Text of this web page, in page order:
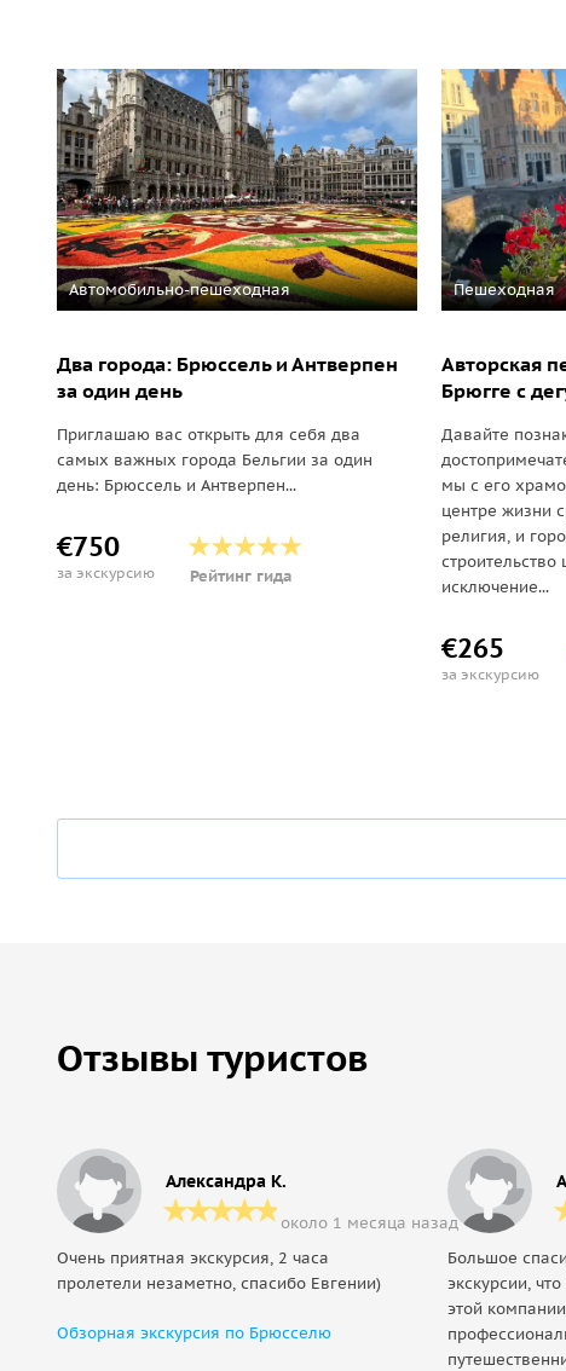
Автомобильно-пешеходная
Два города: Брюссель и Антверпен
за один день
Приглашаю вас открыть для себя два
самых важных города Бельгии за один
день: Брюссель и Антверпен...
€750
за экскурсию Рейтинг гида
Пешеходная
Авторская
Брюгге с
Давайте
мы с его
центре жизни
религия, и
исключение...
€265
за экскурсию
Отзывы туристов
Александра К.
около 1 месяца назад
Очень приятная экскурсия, 2 часа
пролетели незаметно, спасибо Евгении)
Обзорная экскурсия по Брюсселю
Большое
экскурсии,
этой